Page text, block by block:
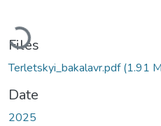
Files
Terletskyi_bakalavr.pdf(1.91
Date
2025